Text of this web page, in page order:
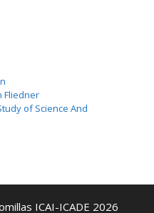
Fliedner
of Science And
ICAI-ICADE 2026